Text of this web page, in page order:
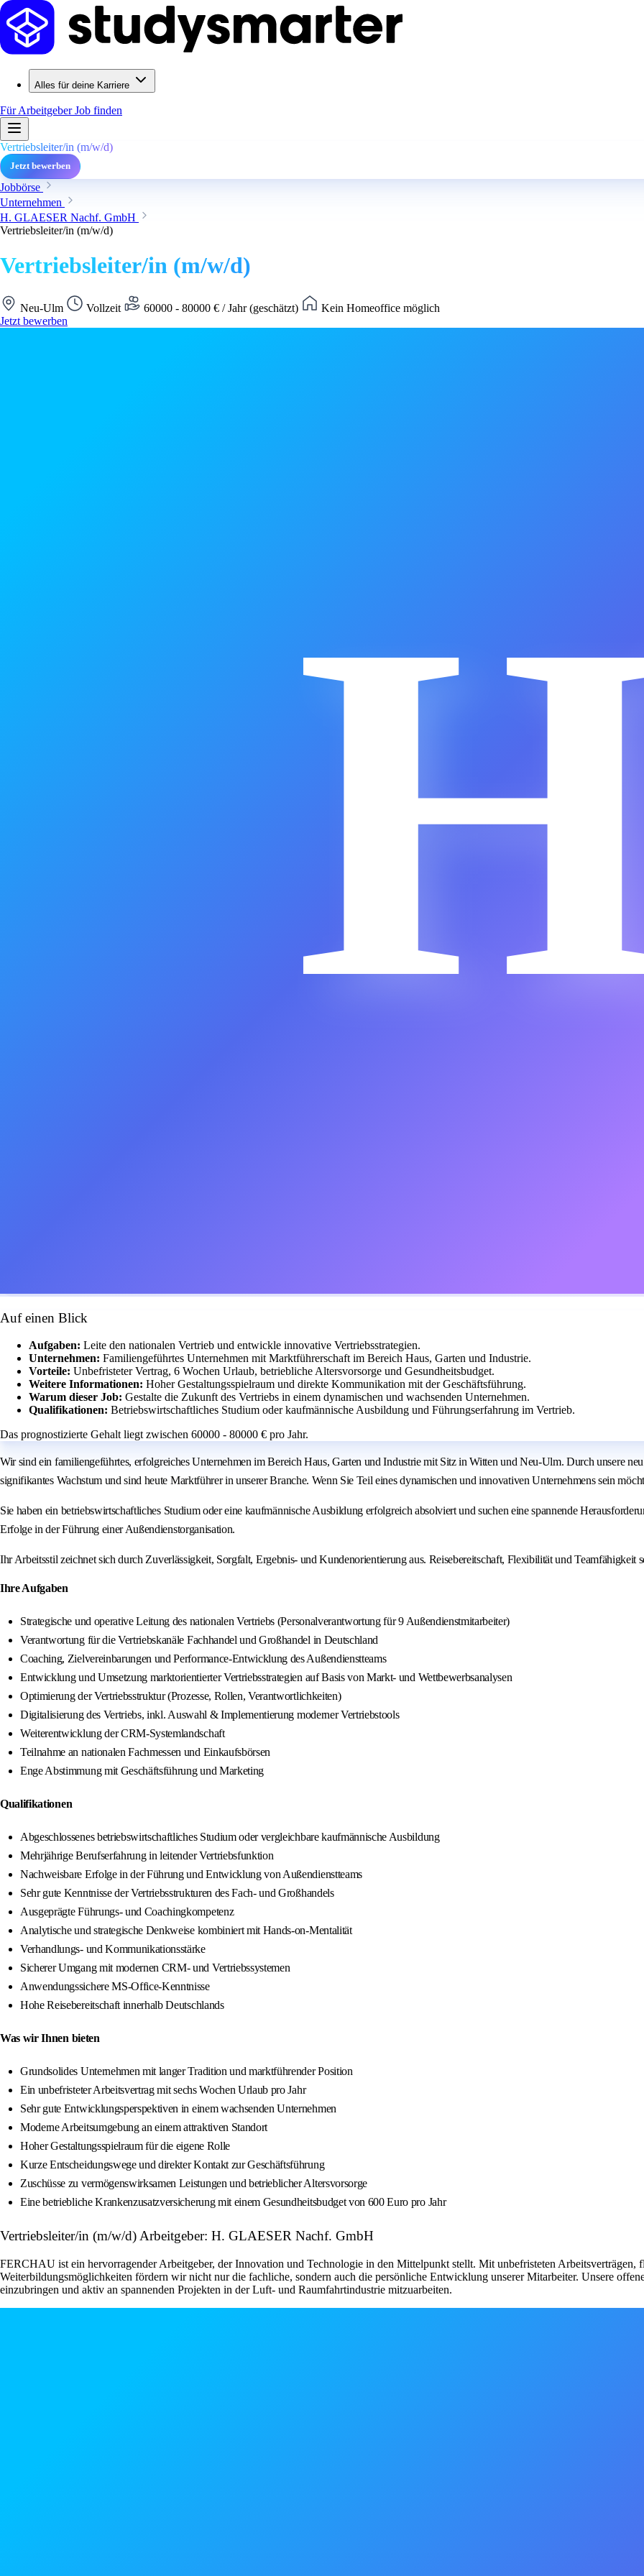
Alles für deine Karriere
Für ArbeitgeberJob finden
Vertriebsleiter/in (m/w/d)
Jetzt bewerben
Jobbörse
Unternehmen
H. GLAESER Nachf. GmbH
Vertriebsleiter/in (m/w/d)
Vertriebsleiter/in (m/w/d)
Neu-Ulm Vollzeit 60000 - 80000 € / Jahr (geschätzt)
Kein Homeoffice möglich
Jetzt bewerben
Auf einen Blick
Aufgaben: Leite den nationalen Vertrieb und entwickle innovative Vertriebsstrategien.
Unternehmen: Familiengeführtes Unternehmen mit Marktführerschaft im Bereich Haus, Garten und Industrie.
Vorteile: Unbefristeter Vertrag, 6 Wochen Urlaub, betriebliche Altersvorsorge und Gesundheitsbudget.
Weitere Informationen: Hoher Gestaltungsspielraum und direkte Kommunikation mit der Geschäftsführung.
Warum dieser Job: Gestalte die Zukunft des Vertriebs in einem dynamischen und wachsenden Unternehmen.
Qualifikationen: Betriebswirtschaftliches Studium oder kaufmännische Ausbildung und Führungserfahrung im Vertrieb.
Das prognostizierte Gehalt liegt zwischen 60000 - 80000 € pro Jahr.
Wir sind ein familiengeführtes, erfolgreiches Unternehmen im Bereich Haus, Garten und Industrie mit Sitz in Witten und Neu-Ulm. Durch unsere
signifikantes Wachstum und sind heute Marktführer in unserer Branche. Wenn Sie Teil eines dynamischen und innovativen Unternehmens sein
Sie haben ein betriebswirtschaftliches Studium oder eine kaufmännische Ausbildung erfolgreich absolviert und suchen eine spannende
Erfolge in der Führung einer Außendienstorganisation.
Ihr Arbeitsstil zeichnet sich durch Zuverlässigkeit, Sorgfalt, Ergebnis- und Kundenorientierung aus. Reisebereitschaft, Flexibilität und Teamfähigkeit
Ihre Aufgaben
Strategische und operative Leitung des nationalen Vertriebs (Personalverantwortung für 9 Außendienstmitarbeiter)
Verantwortung für die Vertriebskanäle Fachhandel und Großhandel in Deutschland
Coaching, Zielvereinbarungen und Performance-Entwicklung des Außendienstteams
Entwicklung und Umsetzung marktorientierter Vertriebsstrategien auf Basis von Markt- und Wettbewerbsanalysen
Optimierung der Vertriebsstruktur (Prozesse, Rollen, Verantwortlichkeiten)
Digitalisierung des Vertriebs, inkl. Auswahl & Implementierung moderner Vertriebstools
Weiterentwicklung der CRM-Systemlandschaft
Teilnahme an nationalen Fachmessen und Einkaufsbörsen
Enge Abstimmung mit Geschäftsführung und Marketing
Qualifikationen
Abgeschlossenes betriebswirtschaftliches Studium oder vergleichbare kaufmännische Ausbildung
Mehrjährige Berufserfahrung in leitender Vertriebsfunktion
Nachweisbare Erfolge in der Führung und Entwicklung von Außendienstteams
Sehr gute Kenntnisse der Vertriebsstrukturen des Fach- und Großhandels
Ausgeprägte Führungs- und Coachingkompetenz
Analytische und strategische Denkweise kombiniert mit Hands-on-Mentalität
Verhandlungs- und Kommunikationsstärke
Sicherer Umgang mit modernen CRM- und Vertriebssystemen
Anwendungssichere MS-Office-Kenntnisse
Hohe Reisebereitschaft innerhalb Deutschlands
Was wir Ihnen bieten
Grundsolides Unternehmen mit langer Tradition und marktführender Position
Ein unbefristeter Arbeitsvertrag mit sechs Wochen Urlaub pro Jahr
Sehr gute Entwicklungsperspektiven in einem wachsenden Unternehmen
Moderne Arbeitsumgebung an einem attraktiven Standort
Hoher Gestaltungsspielraum für die eigene Rolle
Kurze Entscheidungswege und direkter Kontakt zur Geschäftsführung
Zuschüsse zu vermögenswirksamen Leistungen und betrieblicher Altersvorsorge
Eine betriebliche Krankenzusatzversicherung mit einem Gesundheitsbudget von 600 Euro pro Jahr
Vertriebsleiter/in (m/w/d) Arbeitgeber: H. GLAESER Nachf. GmbH
FERCHAU ist ein hervorragender Arbeitgeber, der Innovation und Technologie in den Mittelpunkt stellt. Mit unbefristeten Arbeitsverträgen,
Weiterbildungsmöglichkeiten fördern wir nicht nur die fachliche, sondern auch die persönliche Entwicklung unserer Mitarbeiter. Unsere
einzubringen und aktiv an spannenden Projekten in der Luft- und Raumfahrtindustrie mitzuarbeiten.